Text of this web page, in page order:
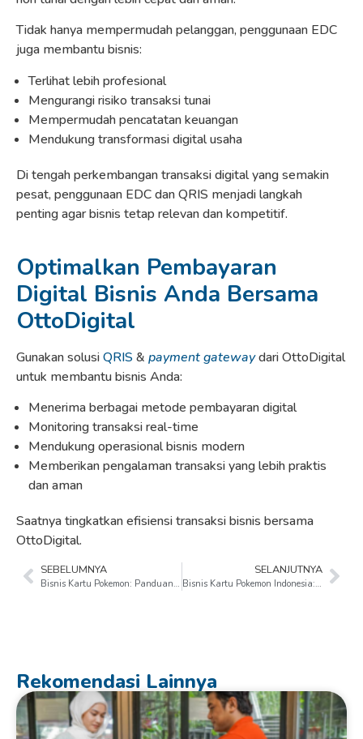
Tidak hanya mempermudah pelanggan, penggunaan EDC
juga membantu bisnis:
Terlihat lebih profesional
Mengurangi risiko transaksi tunai
Mempermudah pencatatan keuangan
Mendukung transformasi digital usaha
Di tengah perkembangan transaksi digital yang semakin
pesat, penggunaan EDC dan QRIS menjadi langkah
penting agar bisnis tetap relevan dan kompetitif.
Optimalkan Pembayaran
Digital Bisnis Anda Bersama
OttoDigital
Gunakan solusiQRIS & payment gatewaydari OttoDigital
untuk membantu bisnis Anda:
Menerima berbagai metode pembayaran digital
Monitoring transaksi real-time
Mendukung operasional bisnis modern
Memberikan pengalaman transaksi yang lebih praktis
dan aman
Saatnya tingkatkan efisiensi transaksi bisnis bersama
OttoDigital.
SEBELUMNYA
Bisnis Kartu Pokemon: Panduan Sukses Transformasi Menjadi Ritel Modern
SELANJUTNYA
Bisnis Kartu Pokemon Indonesia: Gila! Modal Kertas Bisa Hasilkan Omzet Miliaran, Ini Rahasianya!
Rekomendasi Lainnya